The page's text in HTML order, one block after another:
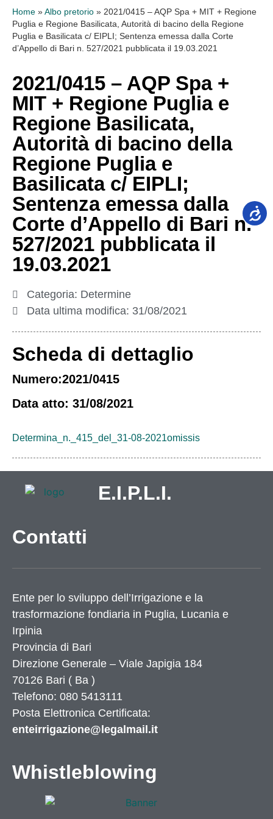
Home » Albo pretorio » 2021/0415 – AQP Spa + MIT + Regione
Puglia e Regione Basilicata, Autorità di bacino della Regione
Puglia e Basilicata c/ EIPLI; Sentenza emessa dalla Corte
d’Appello di Bari n. 527/2021 pubblicata il 19.03.2021
2021/0415 – AQP Spa +
MIT + Regione Puglia e
Regione Basilicata,
Autorità di bacino della
Regione Puglia e
Basilicata c/ EIPLI;
Sentenza emessa dalla
Corte d’Appello di Bari n.
527/2021 pubblicata il
19.03.2021
Categoria: Determine
Data ultima modifica: 31/08/2021
Scheda di dettaglio
Numero:2021/0415
Data atto: 31/08/2021
Determina_n._415_del_31-08-2021omissis
E.I.P.L.I.
Contatti
Ente per lo sviluppo dell’Irrigazione e la
trasformazione fondiaria in Puglia, Lucania e
Irpinia
Provincia di Bari
Direzione Generale – Viale Japigia 184
70126 Bari ( Ba )
Telefono: 080 5413111
Posta Elettronica Certificata:
enteirrigazione@legalmail.it
Whistleblowing